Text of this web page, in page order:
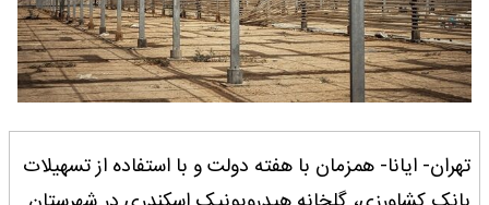
تهران- ایانا- همزمان با هفته دولت و با استفاده از تسهیلات